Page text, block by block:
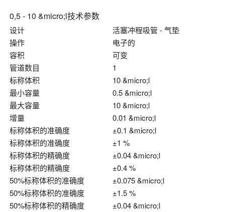
0,5 - 10 &micro;l技术参数
设计
活塞冲程吸管 - 气垫
操作
电子的
容积
可变
管道数目
1
标称体积
10 &micro;l
最小容量
0.5 &micro;l
最大容量
10 &micro;l
增量
0.01 &micro;l
标称体积的准确度
±0.1 &micro;l
标称体积的准确度
±1 %
标称体积的精确度
±0.04 &micro;l
标称体积的精确度
±0.4 %
50%标称体积的准确度
±0.075 &micro;l
50%标称体积的准确度
±1.5 %
50%标称体积的精确度
±0.04 &micro;l